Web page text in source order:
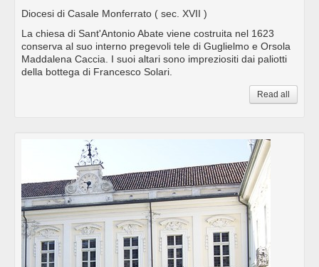
Diocesi di Casale Monferrato ( sec. XVII )
La chiesa di Sant'Antonio Abate viene costruita nel 1623
conserva al suo interno pregevoli tele di Guglielmo e Orsola
Maddalena Caccia. I suoi altari sono impreziositi dai paliotti
della bottega di Francesco Solari.
Read all